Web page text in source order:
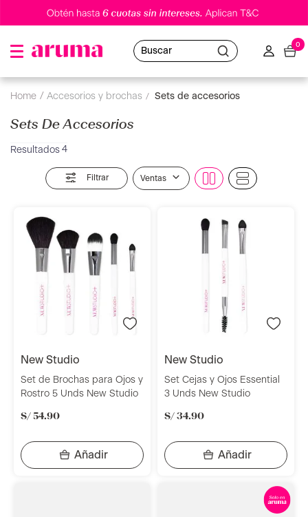
Buscar
0
accesorios y brochas sets de accesorios
Sets De Accesorios
4
Filtrar Ventas
new studio
Set de Brochas para Ojos y
Rostro 5 Unds New Studio
S/ 54.90
new studio
Set Cejas y Ojos Essential
3 Unds New Studio
S/ 34.90